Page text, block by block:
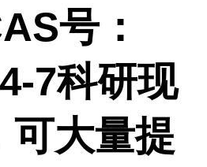
号：
7科研现
可大量提